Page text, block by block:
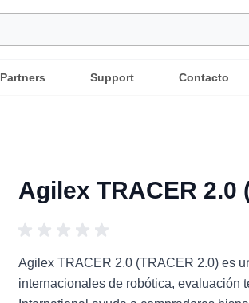
Partners Support Contacto
Agilex TRACER 2.0
Agilex TRACER 2.0 (TRACER 2.0) es
internacionales de robótica, evaluación